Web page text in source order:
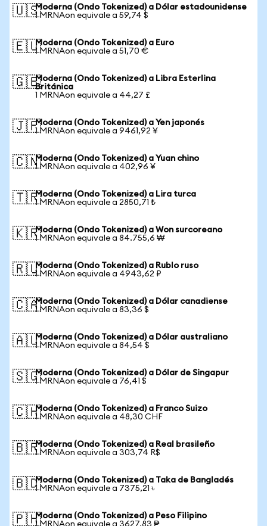
🇺🇸Moderna (Ondo Tokenized) a Dólar estadounidense
1 MRNAon equivale a 59,74 $
🇪🇺Moderna (Ondo Tokenized) a Euro
1 MRNAon equivale a 51,70 €
🇬🇧Moderna (Ondo Tokenized) a Libra Esterlina
Británica
1 MRNAon equivale a 44,27 £
🇯🇵Moderna (Ondo Tokenized) a Yen japonés
1 MRNAon equivale a 9461,92 ¥
🇨🇳Moderna (Ondo Tokenized) a Yuan chino
1 MRNAon equivale a 402,96 ¥
🇹🇷Moderna (Ondo Tokenized) a Lira turca
1 MRNAon equivale a 2850,71 ₺
🇰🇷Moderna (Ondo Tokenized) a Won surcoreano
1 MRNAon equivale a 84.755,6 ₩
🇷🇺Moderna (Ondo Tokenized) a Rublo ruso
1 MRNAon equivale a 4943,62 ₽
🇨🇦Moderna (Ondo Tokenized) a Dólar canadiense
1 MRNAon equivale a 83,36 $
🇦🇺Moderna (Ondo Tokenized) a Dólar australiano
1 MRNAon equivale a 84,54 $
🇸🇬Moderna (Ondo Tokenized) a Dólar de Singapur
1 MRNAon equivale a 76,41 $
🇨🇭Moderna (Ondo Tokenized) a Franco Suizo
1 MRNAon equivale a 48,30 CHF
🇧🇷Moderna (Ondo Tokenized) a Real brasileño
1 MRNAon equivale a 303,74 R$
🇧🇩Moderna (Ondo Tokenized) a Taka de Bangladés
1 MRNAon equivale a 7375,21 ৳
🇵🇭Moderna (Ondo Tokenized) a Peso Filipino
1 MRNAon equivale a 3627,83 ₱